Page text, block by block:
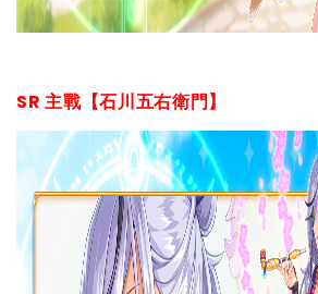
SR 主戰【石川五右衛門】